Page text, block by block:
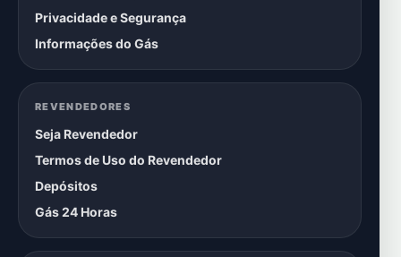
Privacidade e Segurança
Informações do Gás
REVENDEDORES
Seja Revendedor
Termos de Uso do Revendedor
Depósitos
Gás 24 Horas